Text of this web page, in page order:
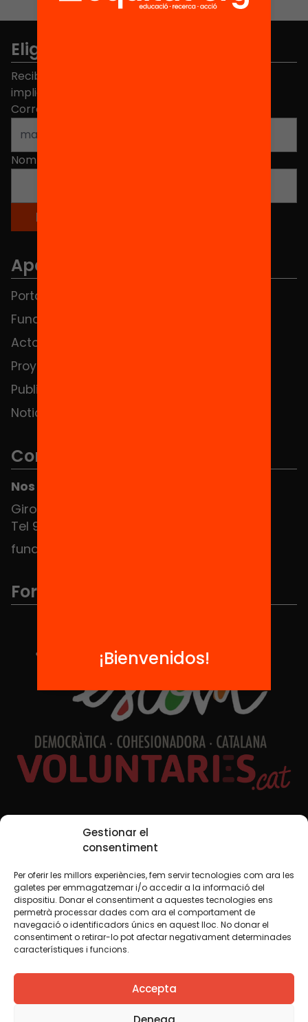
Gestionar el
consentiment
Per oferir les millors experiències, fem servir tecnologies com ara les
galetes per emmagatzemar i/o accedir a la informació del
dispositiu. Donar el consentiment a aquestes tecnologies ens
permetrà processar dades com ara el comportament de
navegació o identificadors únics en aquest lloc. No donar el
consentiment o retirar-lo pot afectar negativament determinades
característiques i funcions.
Accepta
Elige equidad
Recibe contenidos, iniciativas y proyectos para
implicarte.
Correo electrónico
Nombre
Apartados
Portada
Fundación
Actos
Proyectos
Publicaciones y vídeos
Noticias
Contacto
Nos puedes encontrar en el HUB Social
Girona 34, interior 08010 Barcelona
Tel 934 588 700
fundacio@equitat.org
Formamos parte de...
Redes sociales
TWT YTB IG FB IN
Aviso legalPolítica de cookies
Creemos que el conocimiento debe compartirse. Por eso
utilizamos una licencia Creative Commons, salvo que en
algún material indiquemos lo contrario. Le animamos a
copiar, redistribuir, remezclar o transformar y crear los
¡Bienvenidos!